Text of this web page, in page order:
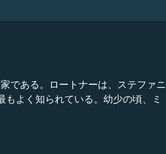
である。ロートナーは、ステファニ
よく知られている。幼少の頃、ミ